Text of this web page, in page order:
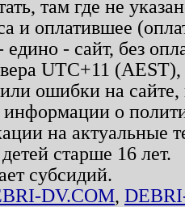
там где не
и оплатившее
- сайт, без
UTC+11
ошибки на
информации о
на актуальные
старше 16 лет.
субсидий.
DV.COM,